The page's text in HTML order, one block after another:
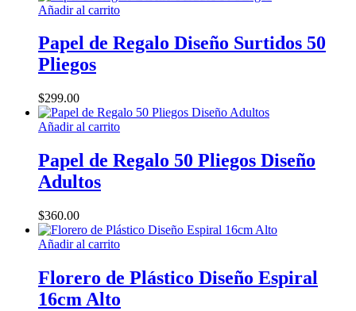
Añadir al carrito
Papel de Regalo Diseño Surtidos 50
Pliegos
$299.00
Añadir al carrito
Papel de Regalo 50 Pliegos Diseño
Adultos
$360.00
Añadir al carrito
Florero de Plástico Diseño Espiral
16cm Alto